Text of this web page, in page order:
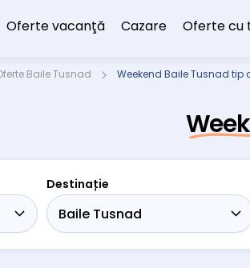
Oferte vacanţă Cazare Oferte cu
Baile Tusnad Weekend Baile Tusnad
Destinație